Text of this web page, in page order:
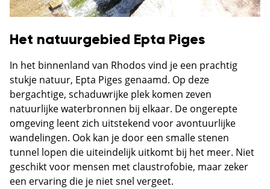
Het natuurgebied Epta Piges
In het binnenland van Rhodos vind je een prachtig
stukje natuur, Epta Piges genaamd. Op deze
bergachtige, schaduwrijke plek komen zeven
natuurlijke waterbronnen bij elkaar. De ongerepte
omgeving leent zich uitstekend voor avontuurlijke
wandelingen. Ook kan je door een smalle stenen
tunnel lopen die uiteindelijk uitkomt bij het meer. Niet
geschikt voor mensen met claustrofobie, maar zeker
een ervaring die je niet snel vergeet.